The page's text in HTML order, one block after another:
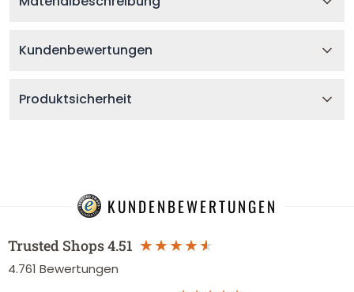
Kundenbewertungen
Produktsicherheit
KUNDENBEWERTUNGEN
Trusted Shops4.51
4.761 Bewertungen